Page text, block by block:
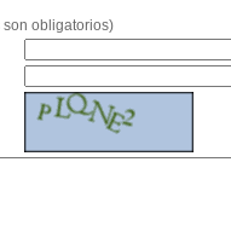
son obligatorios)